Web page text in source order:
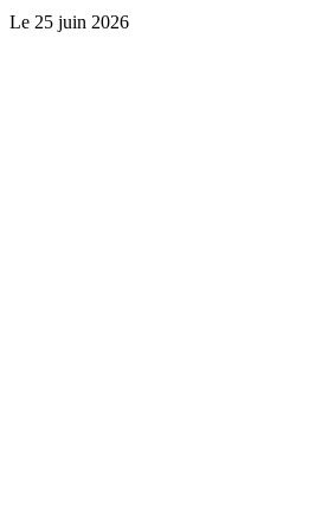
Le 25 juin 2026